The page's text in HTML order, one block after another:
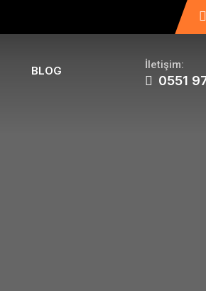
BLOG İletişim:
0551